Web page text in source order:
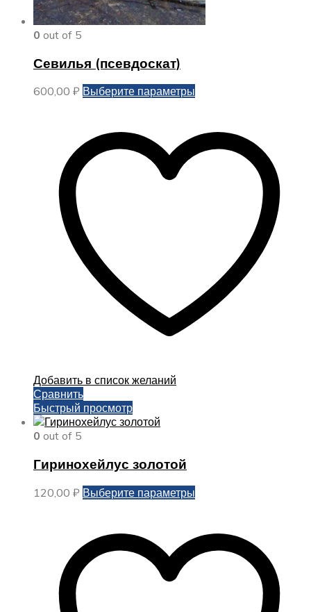
0 out of 5
Севилья (псевдоскат)
600,00 ₽ Выберите параметры
несколько
вариаций.
Опции
Добавить в список желаний
Сравнить
Быстрый просмотр
0 out of 5
Гиринохейлус золотой
120,00 ₽ Выберите параметры
несколько
вариаций.
Опции